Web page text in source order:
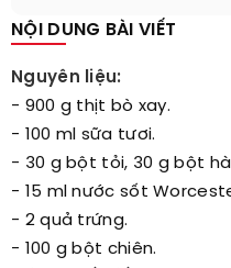
NỘI DUNG BÀI VIẾT
Nguyên liệu:
- 900 g thịt bò xay.
- 100 ml sữa tươi.
- 30 g bột tỏi, 30 g bột
- 15 ml nước sốt
- 2 quả trứng.
- 100 g bột chiên.